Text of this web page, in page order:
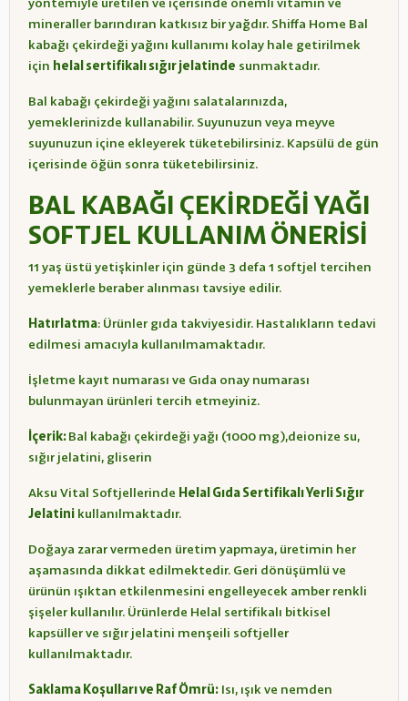
mineraller barındıran katkısız bir yağdır. Shiffa Home Bal
kabağı çekirdeği yağını kullanımı kolay hale getirilmek
için helal sertifikalı sığır jelatinde sunmaktadır.
Bal kabağı çekirdeği yağını salatalarınızda,
yemeklerinizde kullanabilir. Suyunuzun veya meyve
suyunuzun içine ekleyerek tüketebilirsiniz. Kapsülü de gün
içerisinde öğün sonra tüketebilirsiniz.
BAL KABAĞI ÇEKİRDEĞİ YAĞI
SOFTJEL KULLANIM ÖNERİSİ
11 yaş üstü yetişkinler için günde 3 defa 1 softjel tercihen
yemeklerle beraber alınması tavsiye edilir.
Hatırlatma: Ürünler gıda takviyesidir. Hastalıkların tedavi
edilmesi amacıyla kullanılmamaktadır.
İşletme kayıt numarası ve Gıda onay numarası
bulunmayan ürünleri tercih etmeyiniz.
İçerik:Bal kabağı çekirdeği yağı (1000 mg),deionize su,
sığır jelatini, gliserin
Aksu Vital Softjellerinde Helal Gıda Sertifikalı Yerli Sığır
Jelatini kullanılmaktadır.
Doğaya zarar vermeden üretim yapmaya, üretimin her
aşamasında dikkat edilmektedir. Geri dönüşümlü ve
ürünün ışıktan etkilenmesini engelleyecek amber renkli
şişeler kullanılır. Ürünlerde Helal sertifikalı bitkisel
kapsüller ve sığır jelatini menşeili softjeller
kullanılmaktadır.
Saklama Koşulları ve Raf Ömrü: Isı, ışık ve nemden